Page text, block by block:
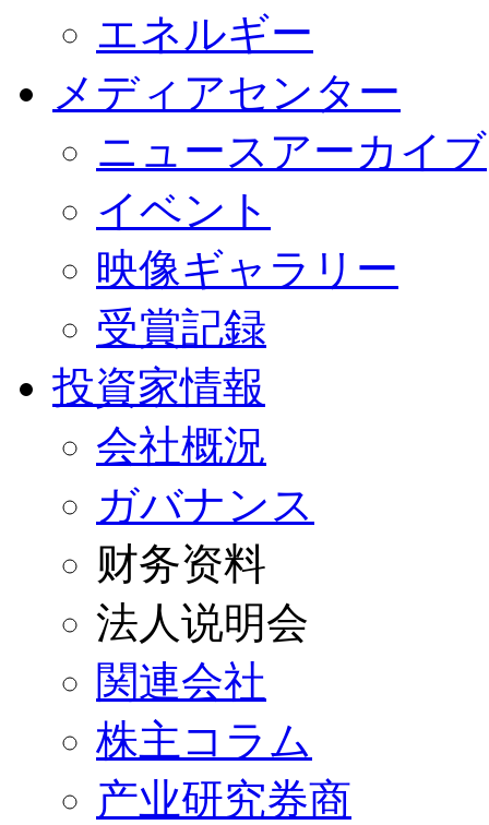
エネルギー
メディアセンター
ニュースアーカイブ
イベント
映像ギャラリー
受賞記録
投資家情報
会社概況
ガバナンス
财务资料
法人说明会
関連会社
株主コラム
产业研究券商